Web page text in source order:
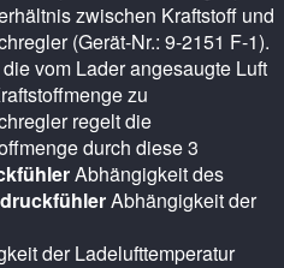
zwischen Kraftstoff und
(Gerät-Nr.: 9-2151 F-1).
vom Lader angesaugte Luft
zu
regelt die
durch diese 3
Abhängigkeit des
Abhängigkeit der
der Ladelufttemperatur